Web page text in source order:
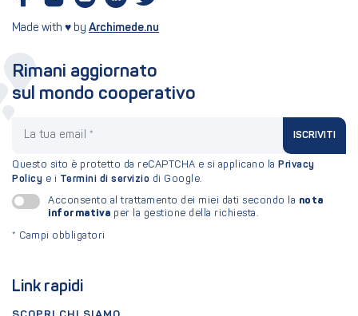
Made with ♥ by Archimede.nu
Link rapidi
Rimani aggiornato
sul mondo cooperativo
ISCRIVITI
Questo sito è protetto da reCAPTCHA e si applicano la Privacy
Policy e i Termini di servizio di Google.
Acconsento al trattamento dei miei dati secondo la nota
informativa per la gestione della richiesta.
* Campi obbligatori